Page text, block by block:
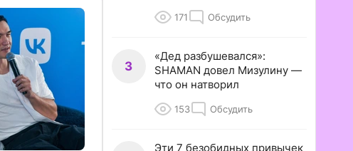
171 Обсудить
3
«Дед разбушевался»:
SHAMAN довел Мизулину —
что он натворил
153 Обсудить
Эти 7 безобидных привычек